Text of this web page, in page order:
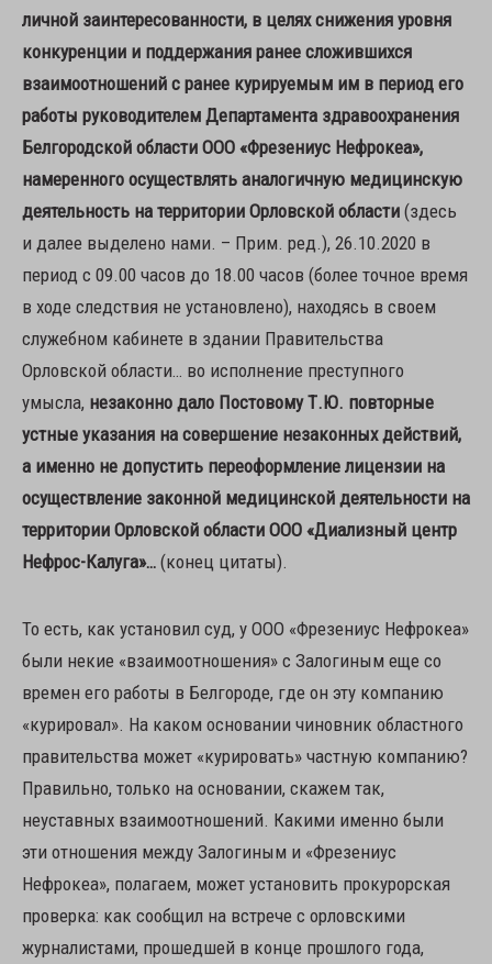
личной заинтересованности, в целях снижения уровня
конкуренции и поддержания ранее сложившихся
взаимоотношений с ранее курируемым им в период его
работы руководителем Департамента здравоохранения
Белгородской области ООО «Фрезениус Нефрокеа»,
намеренного осуществлять аналогичную медицинскую
деятельность на территории Орловской области (здесь
и далее выделено нами. – Прим. ред.), 26.10.2020 в
период с 09.00 часов до 18.00 часов (более точное время
в ходе следствия не установлено), находясь в своем
служебном кабинете в здании Правительства
Орловской области… во исполнение преступного
умысла, незаконно дало Постовому Т.Ю. повторные
устные указания на совершение незаконных действий,
а именно не допустить переоформление лицензии на
осуществление законной медицинской деятельности на
территории Орловской области ООО «Диализный центр
Нефрос-Калуга»… (конец цитаты).
То есть, как установил суд, у ООО «Фрезениус Нефрокеа»
были некие «взаимоотношения» с Залогиным еще со
времен его работы в Белгороде, где он эту компанию
«курировал». На каком основании чиновник областного
правительства может «курировать» частную компанию?
Правильно, только на основании, скажем так,
неуставных взаимоотношений. Какими именно были
эти отношения между Залогиным и «Фрезениус
Нефрокеа», полагаем, может установить прокурорская
проверка: как сообщил на встрече с орловскими
журналистами, прошедшей в конце прошлого года,